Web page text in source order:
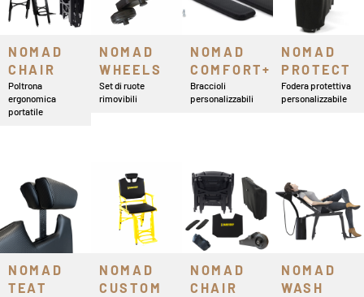
NOMAD
CHAIR
Poltrona
ergonomica
portatile
NOMAD
WHEELS
Set di ruote
rimovibili
NOMAD
COMFORT+
Braccioli
personalizzabili
NOMAD
PROTECT
Fodera protettiva
personalizzabile
NOMAD
TEAT
NOMAD
CUSTOM
NOMAD
CHAIR
NOMAD
WASH